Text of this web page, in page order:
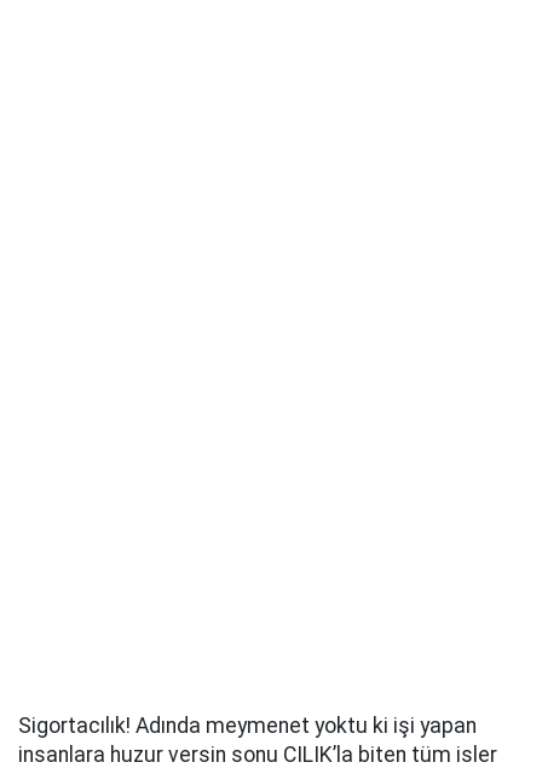
Sigortacılık! Adında meymenet yoktu ki işi yapan
insanlara huzur versin sonu CILIK’la biten tüm isler